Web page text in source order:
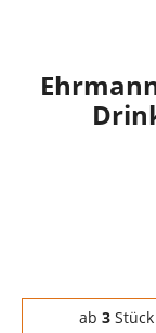
Staffelpreise -
ab 3Stück